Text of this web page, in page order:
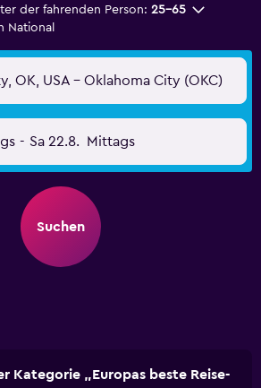
der fahrenden Person: 25-65
National
OK, USA - Oklahoma City (OKC)
- Sa 22.8. Mittags
Suchen
Kategorie „Europas beste Reise-